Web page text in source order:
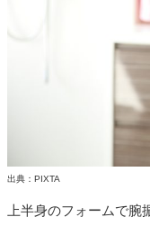
出典：PIXTA
上半身のフォームで腕